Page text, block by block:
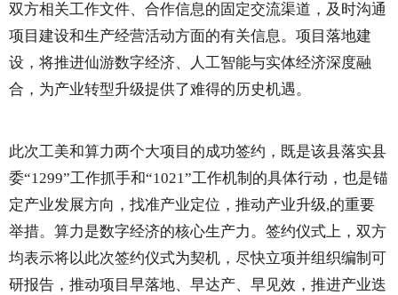
双方相关工作文件、合作信息的固定交流渠道，及时沟通
项目建设和生产经营活动方面的有关信息。项目落地建
设，将推进仙游数字经济、人工智能与实体经济深度融
合，为产业转型升级提供了难得的历史机遇。
此次工美和算力两个大项目的成功签约，既是该县落实县
委“1299”工作抓手和“1021”工作机制的具体行动，也是锚
定产业发展方向，找准产业定位，推动产业升级,的重要
举措。算力是数字经济的核心生产力。签约仪式上，双方
均表示将以此次签约仪式为契机，尽快立项并组织编制可
研报告，推动项目早落地、早达产、早见效，推进产业迭